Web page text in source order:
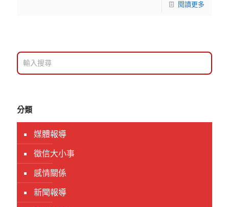
閱讀更多
分類
媒體報導
徵信大小事
感情關係
新聞報導